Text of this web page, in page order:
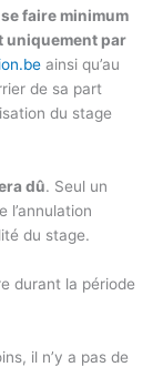
faire minimum
uniquement par
ainsi qu’au
de sa part
du stage
dû. Seul un
l’annulation
du stage.
durant la période
il n’y a pas de